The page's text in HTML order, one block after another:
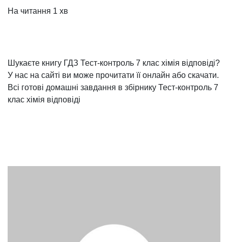
На читання 1 хв
Шукаєте книгу ГДЗ Тест-контроль 7 клас хімія відповіді?
У нас на сайті ви може прочитати її онлайн або скачати.
Всі готові домашні завдання в збірнику Тест-контроль 7
клас хімія відповіді